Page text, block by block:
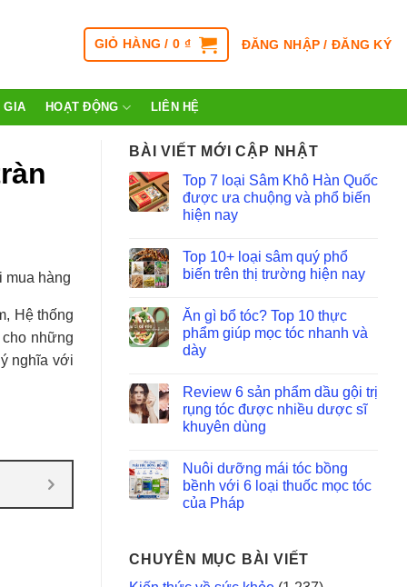
GIỎ HÀNG /0 ₫ ĐĂNG NHẬP / ĐĂNG KÝ
GIA HOẠT ĐỘNG LIÊN HỆ
mua hàng
Hệ thống
những
nghĩa với
BÀI VIẾT MỚI CẬP NHẬT
Top 7 loại Sâm Khô Hàn Quốc
được ưa chuộng và phổ biến
hiện nay
Top 10+ loại sâm quý phổ
biến trên thị trường hiện nay
Ăn gì bổ tóc? Top 10 thực
phẩm giúp mọc tóc nhanh và
dày
Review 6 sản phẩm dầu gội trị
rụng tóc được nhiều dược sĩ
khuyên dùng
Nuôi dưỡng mái tóc bồng
bềnh với 6 loại thuốc mọc tóc
của Pháp
CHUYÊN MỤC BÀI VIẾT